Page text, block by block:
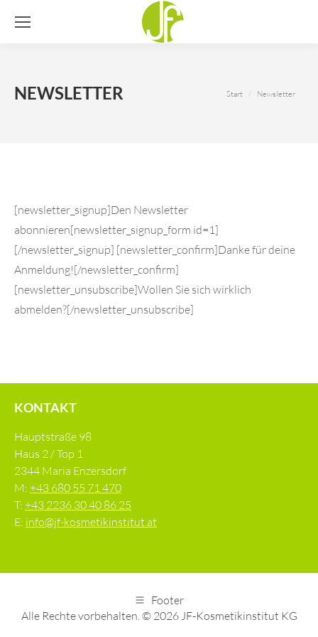
NEWSLETTER
Sie befinden sich
Start Newsletter
[newsletter_signup]Den Newsletter
abonnieren[newsletter_signup_form id=1]
[/newsletter_signup] [newsletter_confirm]Danke für deine
Anmeldung![/newsletter_confirm]
[newsletter_unsubscribe]Wollen Sie sich wirklich
abmelden?[/newsletter_unsubscribe]
KONTAKT
Hauptstraße 98
Haus 2 / Top 1
2344 Maria Enzersdorf
M: +43 680 55 71 470
T: +43 2236 30 40 86 25
E: info@jf-kosmetikinstitut.at
Footer
Alle Rechte vorbehalten. © 2026 JF-Kosmetikinstitut KG